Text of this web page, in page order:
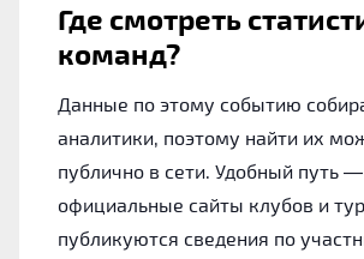
Где смотреть
команд?
Данные по этому событию
аналитики, поэтому найти их
публично в сети. Удобный путь —
официальные сайты клубов и
публикуются сведения по